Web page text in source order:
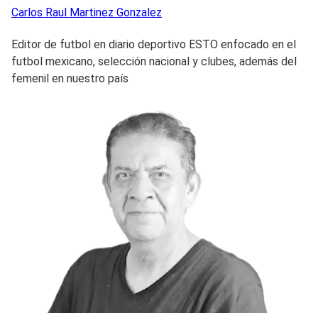
Carlos Raul Martinez Gonzalez
Editor de futbol en diario deportivo ESTO enfocado en el
futbol mexicano, selección nacional y clubes, además del
femenil en nuestro país